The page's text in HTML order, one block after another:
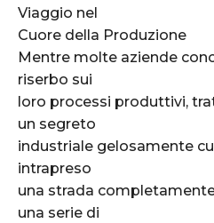
Viaggio nel
Cuore della Produzione
Mentre molte aziende
riserbo sui
loro processi produttivi,
un segreto
industriale gelosamente
intrapreso
una strada
una serie di